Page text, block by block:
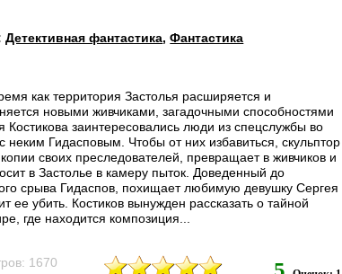
Детективная фантастика,Фантастика
как территория Застолья расширяется и
новыми живчиками, загадочными способностями
Костикова заинтересовались люди из спецслужбы во
неким Гидасповым. Чтобы от них избавиться, скульптор
своих преследователей, превращает в живчиков и
в Застолье в камеру пыток. Доведенный до
срыва Гидаспов, похищает любимую девушку Сергея
ее убить. Костиков вынужден рассказать о тайной
где находится композиция...
1670